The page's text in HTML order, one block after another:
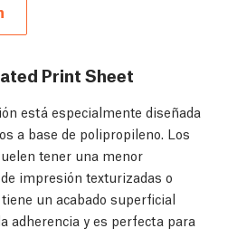
Print Sheet
está especialmente diseñada
a base de polipropileno. Los
tener una menor
impresión texturizadas o
un acabado superficial
adherencia y es perfecta para